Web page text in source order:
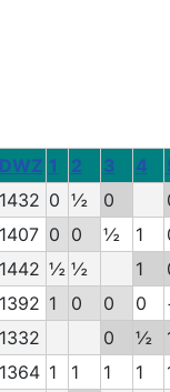
DWZ 1 2 3 4
1432 0 ½ 0
1407 0 0 ½ 1
1442 ½ ½ 1
1392 1 0 0 0
1332 0 ½
1364 1 1 1 1